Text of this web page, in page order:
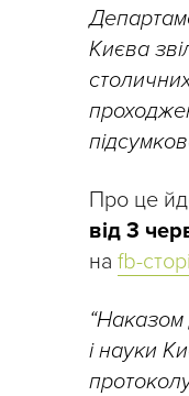
Києва
Про це
від 3
на fb-
“Наказом
і науки
протоколу